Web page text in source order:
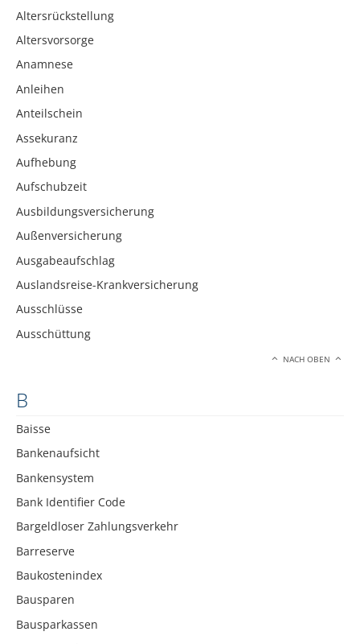
Altersrückstellung
Altersvorsorge
Anamnese
Anleihen
Anteilschein
Assekuranz
Aufhebung
Aufschubzeit
Ausbildungsversicherung
Außenversicherung
Ausgabeaufschlag
Auslandsreise-Krankversicherung
Ausschlüsse
Ausschüttung
NACH OBEN
B
Baisse
Bankenaufsicht
Bankensystem
Bank Identifier Code
Bargeldloser Zahlungsverkehr
Barreserve
Baukostenindex
Bausparen
Bausparkassen